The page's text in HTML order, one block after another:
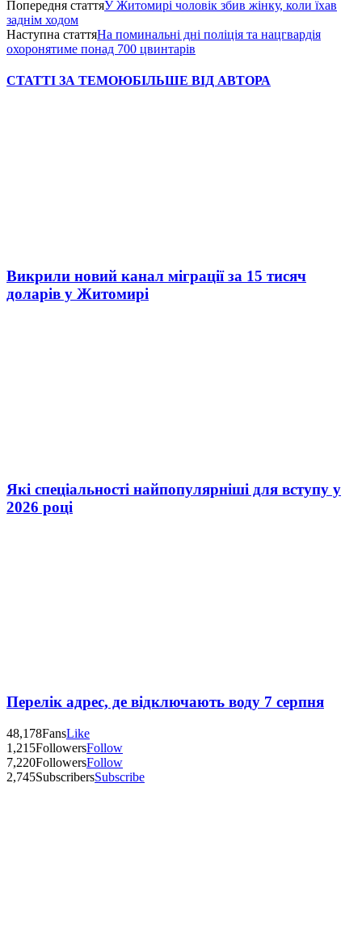
Попередня статтяУ Житомирі чоловік збив жінку, коли їхав
заднім ходом
Наступна статтяНа поминальні дні поліція та нацгвардія
охоронятиме понад 700 цвинтарів
СТАТТІ ЗА ТЕМОЮБІЛЬШЕ ВІД АВТОРА
Викрили новий канал міграції за 15 тисяч
доларів у Житомирі
Які спеціальності найпопулярніші для вступу у
2026 році
Перелік адрес, де відключають воду 7 серпня
48,178FansLike
1,215FollowersFollow
7,220FollowersFollow
2,745SubscribersSubscribe